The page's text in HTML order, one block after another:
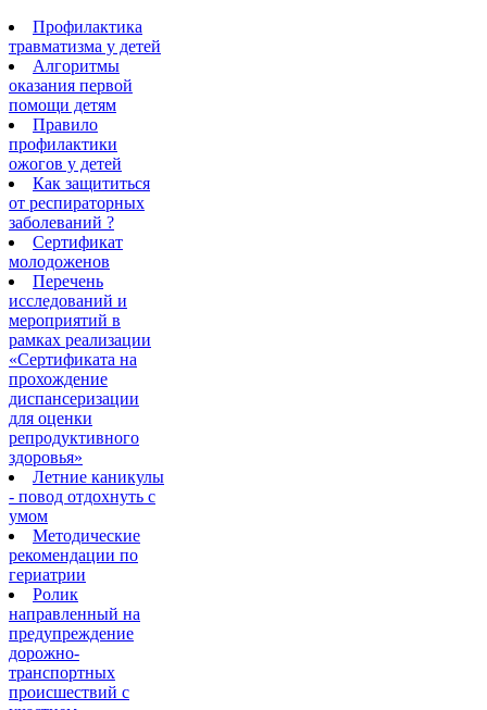
Профилактика
травматизма у детей
Алгоритмы
оказания первой
помощи детям
Правило
профилактики
ожогов у детей
Как защититься
от респираторных
заболеваний ?
Сертификат
молодоженов
Перечень
исследований и
мероприятий в
рамках реализации
«Сертификата на
прохождение
диспансеризации
для оценки
репродуктивного
здоровья»
Летние каникулы
- повод отдохнуть с
умом
Методические
рекомендации по
гериатрии
Ролик
направленный на
предупреждение
дорожно-
транспортных
происшествий с